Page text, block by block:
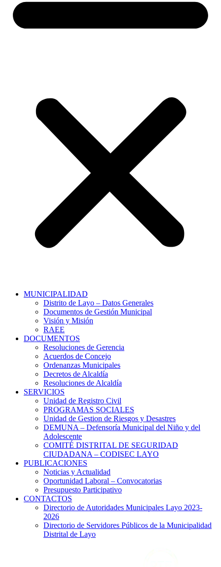
MUNICIPALIDAD
Distrito de Layo – Datos Generales
Documentos de Gestión Municipal
Visión y Misión
RAEE
DOCUMENTOS
Resoluciones de Gerencia
Acuerdos de Concejo
Ordenanzas Municipales
Decretos de Alcaldía
Resoluciones de Alcaldía
SERVICIOS
Unidad de Registro Civil
PROGRAMAS SOCIALES
Unidad de Gestion de Riesgos y Desastres
DEMUNA – Defensoría Municipal del Niño y del
Adolescente
COMITÉ DISTRITAL DE SEGURIDAD
CIUDADANA – CODISEC LAYO
PUBLICACIONES
Noticias y Actualidad
Oportunidad Laboral – Convocatorias
Presupuesto Participativo
CONTACTOS
Directorio de Autoridades Municipales Layo 2023-
2026
Directorio de Servidores Públicos de la Municipalidad
Distrital de Layo